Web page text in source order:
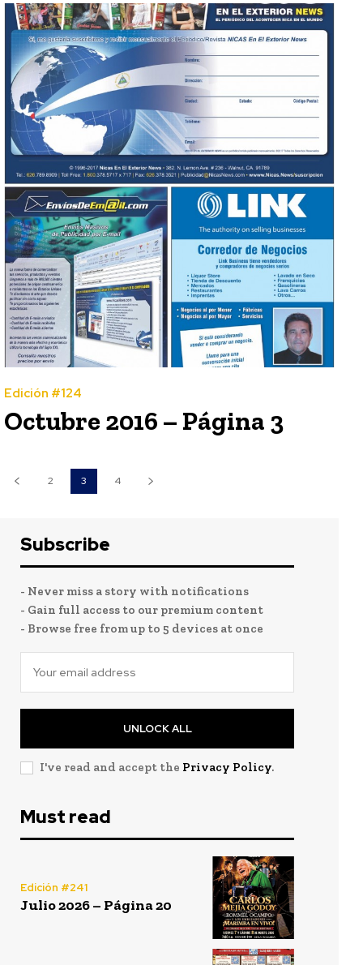
Edición #124
Octubre 2016 – Página 3
2 3 4
Subscribe
- Never miss a story with notifications
- Gain full access to our premium content
- Browse free from up to 5 devices at once
UNLOCK ALL
I've read and accept the Privacy Policy.
Must read
Edición #241
Julio 2026 – Página 20